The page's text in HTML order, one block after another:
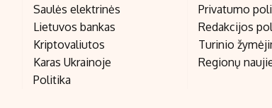
Saulės elektrinės
Lietuvos bankas
Kriptovaliutos
Karas Ukrainoje
Politika
Privatumo
Redakcijos
Turinio
Regionų